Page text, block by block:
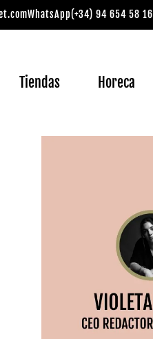
WhatsApp(+34) 94 654 58 16
Tiendas Horeca